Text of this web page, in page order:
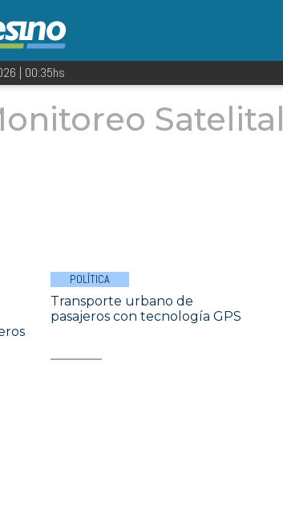
| 00:35hs
Satelital
POLÍTICA
Transporte urbano de
pasajeros con tecnología GPS